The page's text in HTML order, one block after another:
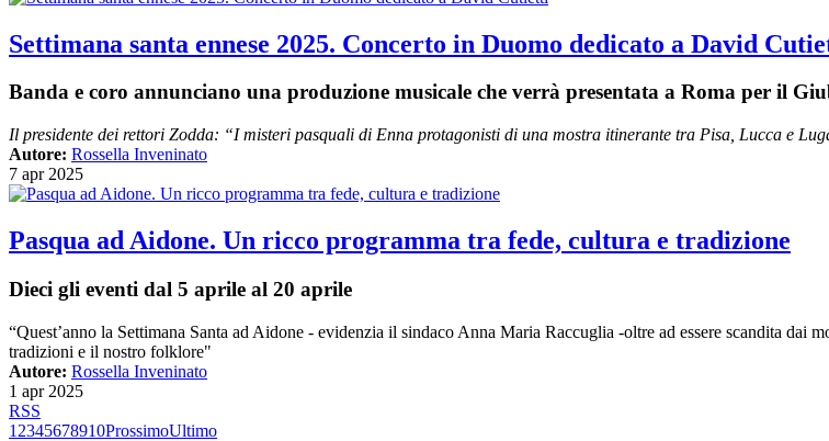
Settimana santa ennese 2025. Concerto in Duomo dedicato a David
Banda e coro annunciano una produzione musicale che verrà presentata a Roma per il
Il presidente dei rettori Zodda: “I misteri pasquali di Enna protagonisti di una mostra itinerante tra Pisa, Lucca e
Autore: Rossella Inveninato
7 apr 2025
Pasqua ad Aidone. Un ricco programma tra fede, cultura e tradizione
Dieci gli eventi dal 5 aprile al 20 aprile
“Quest’anno la Settimana Santa ad Aidone - evidenzia il sindaco Anna Maria Raccuglia -oltre ad essere scandita
tradizioni e il nostro folklore"
Autore: Rossella Inveninato
1 apr 2025
RSS
1 2345678910ProssimoUltimo